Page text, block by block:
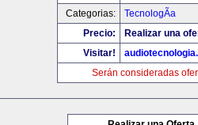
Categorias:
TecnologÃ­a
Precio:
Realizar una
Visitar!
Serán consideradas